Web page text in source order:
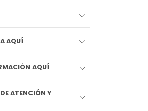
AQUÍ
AQUÍ
ATENCIÓN Y